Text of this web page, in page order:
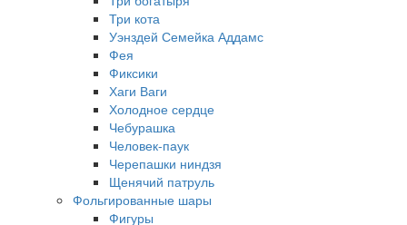
Три кота
Уэнздей Семейка Аддамс
Фея
Фиксики
Хаги Ваги
Холодное сердце
Чебурашка
Человек-паук
Черепашки ниндзя
Щенячий патруль
Фольгированные шары
Фигуры